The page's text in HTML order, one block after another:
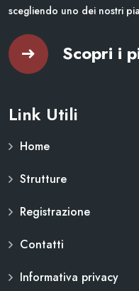
scegliendo uno dei nostri
Scopri i
Link Utili
Home
Strutture
Registrazione
Contatti
Informativa privacy